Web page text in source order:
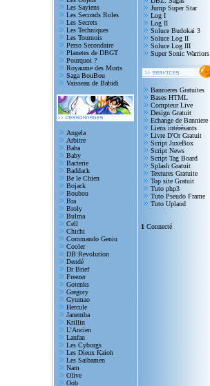
Les Sayiens
Les Seconds Roles
Les Secrets
Les Techniques
Les Tournois
Perso Secondaire
Planetes de DBGT
Pourquoi ?
Royaume des Morts
Saga BouBou
Vaisseau de Babidi
Angela
Arbitre
Baba
Baby
Bacterie
Baddack
Be le Chien
Bojack
Boubou
Bra
Broly
Bulma
Cell
Chichi
Commando Geniu
Cooler
DB:Revolution
Dendé
Dr Brief
Freezer
Gotenks
Gregory
Gyumao
Hercule
Janemba
Krillin
L'Ancien
Lanfan
Les Cyborgs
Les Dieux Kaioh
Les Saibamen
Nam
Olive
Oob
Jump Super Star
Log I
Log II
Soluce Budokai 3
Soluce Log II
Soluce Log III
Super Sonic Warriors
Bannieres Gratuites
Bases HTML
Compteur Live
Design Gratuit
Echange de Banniere
Liens intérésants
Livre D'Or Gratuit
Script JuxeBox
Script News
Script Tag Board
Splash Gratuit
Textures Gratuite
Top site Gratuit
Tuto php3
Tuto Pseudo Frame
Tuto Uplaod
1 Connecté